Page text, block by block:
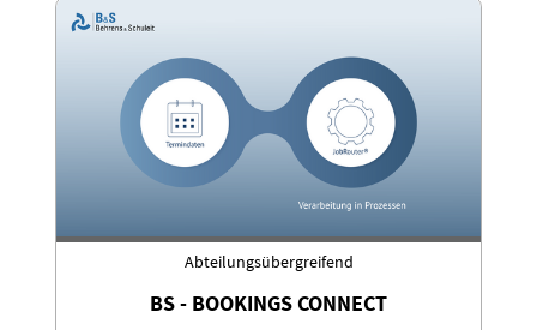
Abteilungsübergreifend
BS - BOOKINGS CONNECT